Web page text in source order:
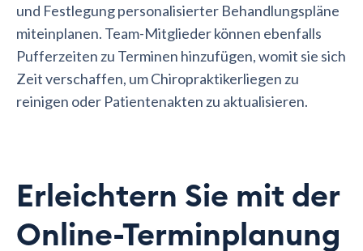
und Festlegung personalisierter Behandlungspläne
miteinplanen. Team-Mitglieder können ebenfalls
Pufferzeiten zu Terminen hinzufügen, womit sie sich
Zeit verschaffen, um Chiropraktikerliegen zu
reinigen oder Patientenakten zu aktualisieren.
Erleichtern Sie mit der
Online-Terminplanung